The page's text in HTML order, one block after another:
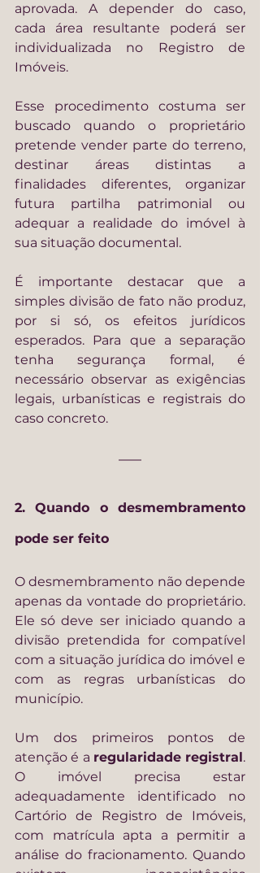
aprovada. A depender do caso,
cada área resultante poderá ser
individualizada no Registro de
Imóveis.
Esse procedimento costuma ser
buscado quando o proprietário
pretende vender parte do terreno,
destinar áreas distintas a
finalidades diferentes, organizar
futura partilha patrimonial ou
adequar a realidade do imóvel à
sua situação documental.
É importante destacar que a
simples divisão de fato não produz,
por si só, os efeitos jurídicos
esperados. Para que a separação
tenha segurança formal, é
necessário observar as exigências
legais, urbanísticas e registrais do
caso concreto.
2. Quando o desmembramento
pode ser feito
O desmembramento não depende
apenas da vontade do proprietário.
Ele só deve ser iniciado quando a
divisão pretendida for compatível
com a situação jurídica do imóvel e
com as regras urbanísticas do
município.
Um dos primeiros pontos de
atenção é a regularidade registral.
O imóvel precisa estar
adequadamente identificado no
Cartório de Registro de Imóveis,
com matrícula apta a permitir a
análise do fracionamento. Quando